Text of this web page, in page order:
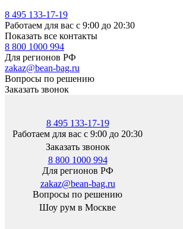
8 495 133-17-19
Работаем для вас с 9:00 до 20:30
Показать все контакты
8 800 1000 994
Для регионов РФ
zakaz@bean-bag.ru
Вопросы по решению
Заказать звонок
8 495 133-17-19
Работаем для вас с 9:00 до 20:30
Заказать звонок
8 800 1000 994
Для регионов РФ
zakaz@bean-bag.ru
Вопросы по решению
Шоу рум в Москве